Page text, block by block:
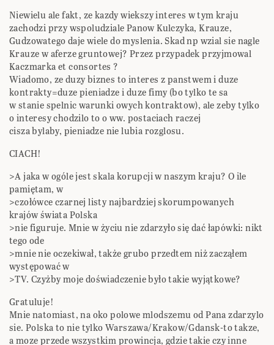
Niewielu ale fakt, ze kazdy wiekszy interes w tym kraju
zachodzi przy wspoludziale Panow Kulczyka, Krauze,
Gudzowatego daje wiele do myslenia. Skad np wzial sie nagle
Krauze w aferze gruntowej? Przez przypadek przyjmowal
Kaczmarka et consortes ?
Wiadomo, ze duzy biznes to interes z panstwem i duze
kontrakty=duze pieniadze i duze fimy (bo tylko te sa
w stanie spelnic warunki owych kontraktow), ale zeby tylko
o interesy chodzilo to o ww. postaciach raczej
cisza bylaby, pieniadze nie lubia rozglosu.
CIACH!
>A jaka w ogóle jest skala korupcji w naszym kraju? O ile
pamiętam, w
>czołówce czarnej listy najbardziej skorumpowanych
krajów świata Polska
>nie figuruje. Mnie w życiu nie zdarzyło się dać łapówki: nikt
tego ode
>mnie nie oczekiwał, także grubo przedtem niż zacząłem
występować w
>TV. Czyżby moje doświadczenie było takie wyjątkowe?
Gratuluje!
Mnie natomiast, na oko polowe mlodszemu od Pana zdarzylo
sie. Polska to nie tylko Warszawa/Krakow/Gdansk-to takze,
a moze przede wszystkim prowincja, gdzie takie czy inne